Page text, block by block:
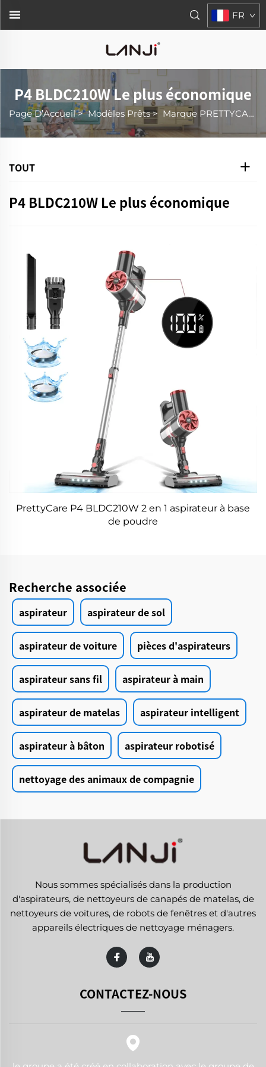
FR
P4 BLDC210W Le plus économique
Page D’Accueil>Modèles Prêts> Marque PRETTYCARE
TOUT
P4 BLDC210W Le plus économique
PrettyCare P4 BLDC210W 2 en 1 aspirateur à base
de poudre
Recherche associée
aspirateur aspirateur de sol
aspirateur de voiture pièces d'aspirateurs
aspirateur sans fil aspirateur à main
aspirateur de matelas aspirateur intelligent
aspirateur à bâton aspirateur robotisé
nettoyage des animaux de compagnie
Nous sommes spécialisés dans la production
d'aspirateurs, de nettoyeurs de canapés de matelas, de
nettoyeurs de voitures, de robots de fenêtres et d'autres
appareils électriques de nettoyage ménagers.
CONTACTEZ-NOUS